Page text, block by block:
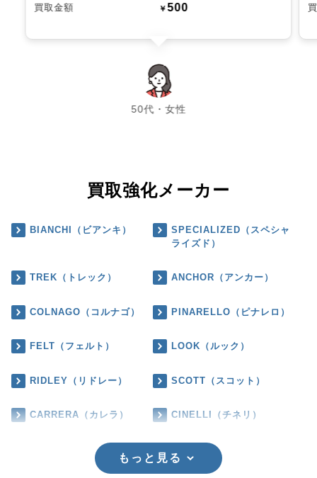
買取金額 ￥500
50代・女性
chevron_left chevron_right
買取強化メーカー
BIANCHI（ビアンキ）
SPECIALIZED（スペシャ
ライズド）
TREK（トレック） ANCHOR（アンカー）
COLNAGO（コルナゴ） PINARELLO（ピナレロ）
FELT（フェルト） LOOK（ルック）
RIDLEY（リドレー） SCOTT（スコット）
CARRERA（カレラ） CINELLI（チネリ）
もっと見る